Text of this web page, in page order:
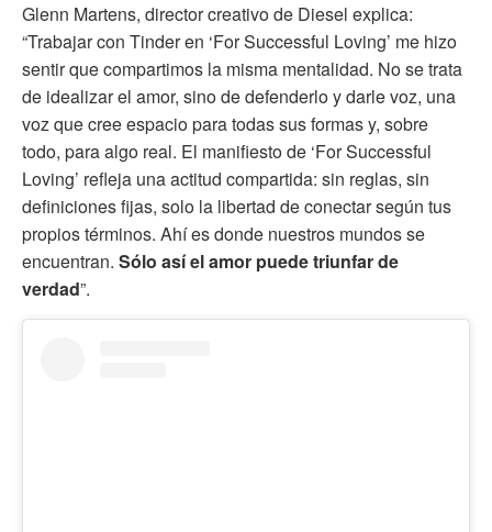
Glenn Martens, director creativo de Diesel explica:
“Trabajar con Tinder en ‘For Successful Loving’ me hizo
sentir que compartimos la misma mentalidad. No se trata
de idealizar el amor, sino de defenderlo y darle voz, una
voz que cree espacio para todas sus formas y, sobre
todo, para algo real. El manifiesto de ‘For Successful
Loving’ refleja una actitud compartida: sin reglas, sin
definiciones fijas, solo la libertad de conectar según tus
propios términos. Ahí es donde nuestros mundos se
encuentran. Sólo así el amor puede triunfar de
verdad”.